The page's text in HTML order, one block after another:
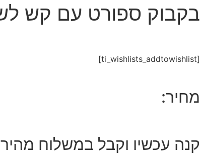
בקבוק ספורט עם קש לשתייה
[ti_wishlists_addtowishlist]
מחיר:
קנה עכשיו וקבל במשלוח